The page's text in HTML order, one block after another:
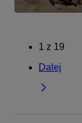
1 z 19
Dalej